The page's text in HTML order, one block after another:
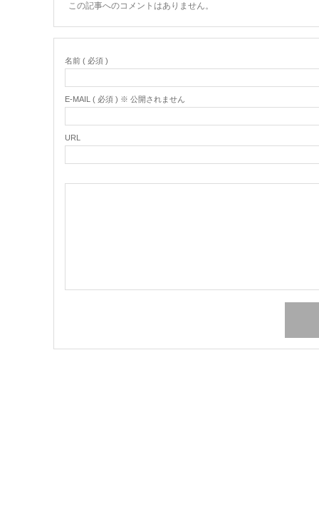
この記事へのコメントはありません。
名前 ( 必須 )
E-MAIL ( 必須 ) ※ 公開されません
URL